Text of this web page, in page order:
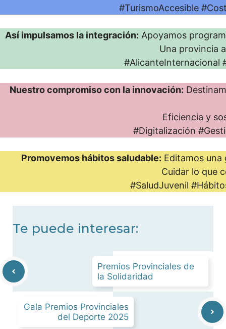
#TurismoAccesible
Así impulsamos la integración: Apoyamos
Una provincia
#AlicanteInternacional
Nuestro compromiso con la innovación:
Eficiencia y
#Digitalización
Promovemos hábitos saludable: Editamos una
Cuidar lo que
#SaludJuvenil
Te puede interesar:
Premios Provinciales de
la Solidaridad
Gala Premios Provinciales
del Deporte 2025